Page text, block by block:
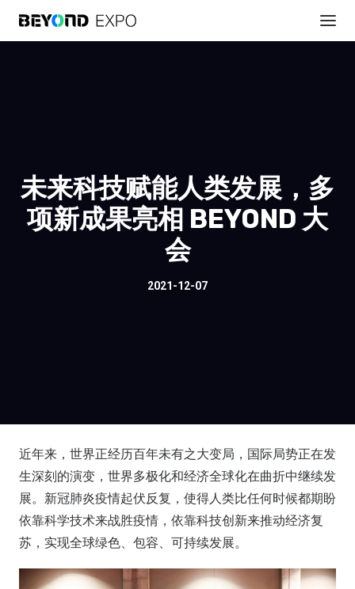
未来科技赋能人类发展，多
项新成果亮相 BEYOND 大
会
2021-12-07
近年来，世界正经历百年未有之大变局，国际局势正在发
生深刻的演变，世界多极化和经济全球化在曲折中继续发
展。新冠肺炎疫情起伏反复，使得人类比任何时候都期盼
依靠科学技术来战胜疫情，依靠科技创新来推动经济复
苏，实现全球绿色、包容、可持续发展。